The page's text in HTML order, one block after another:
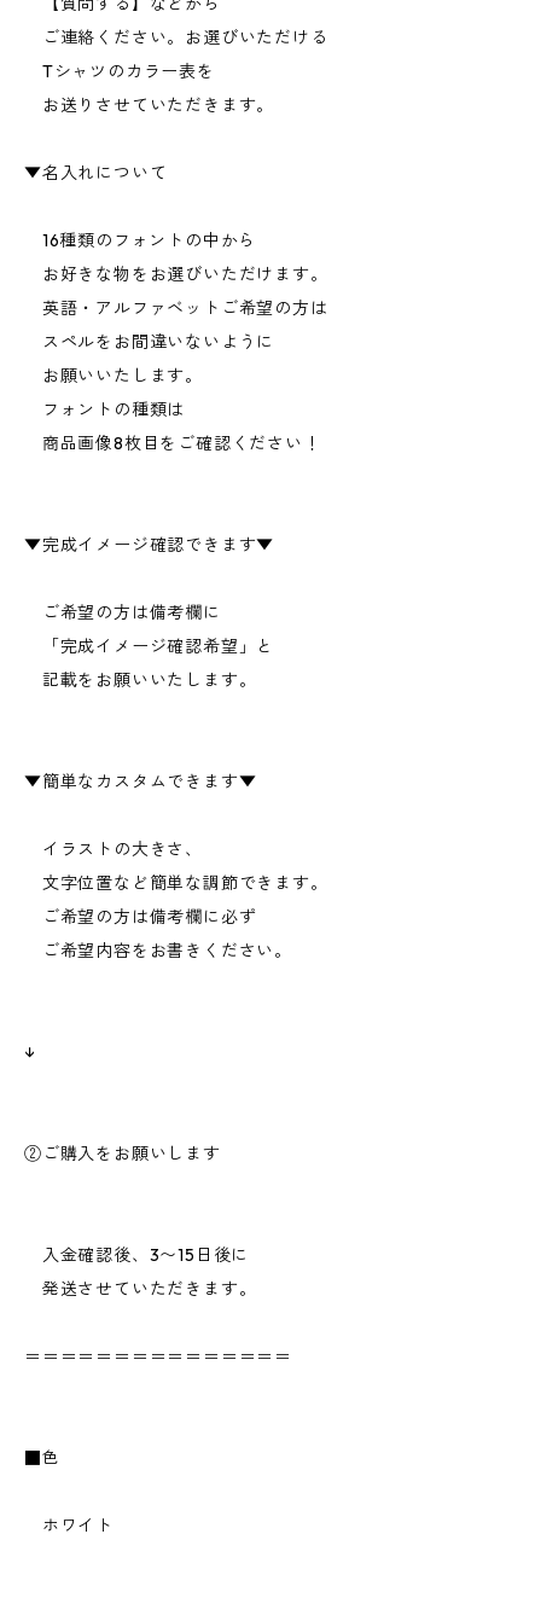
ご連絡ください。お選びいただける
Tシャツのカラー表を
お送りさせていただきます。
▼名入れについて
16種類のフォントの中から
お好きな物をお選びいただけます。
英語・アルファベットご希望の方は
スペルをお間違いないように
お願いいたします。
フォントの種類は
商品画像8枚目をご確認ください！
▼完成イメージ確認できます▼
ご希望の方は備考欄に
「完成イメージ確認希望」と
記載をお願いいたします。
▼簡単なカスタムできます▼
イラストの大きさ、
文字位置など簡単な調節できます。
ご希望の方は備考欄に必ず
ご希望内容をお書きください。
↓
②ご購入をお願いします
入金確認後、3〜15日後に
発送させていただきます。
＝＝＝＝＝＝＝＝＝＝＝＝＝＝＝
■色
ホワイト